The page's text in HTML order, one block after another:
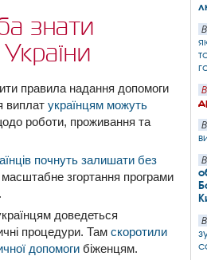
знати
правила надання допомоги
виплат українцям можуть
роботи, проживання та
почнуть залишати без
масштабне згортання програми
доведеться
процедури. Там скоротили
допомоги біженцям.